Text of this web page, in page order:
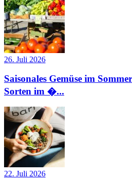
26. Juli 2026
Saisonales Gemüse im
Sorten im �...
22. Juli 2026